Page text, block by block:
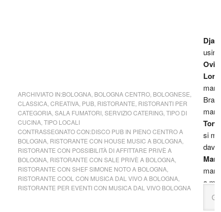
ARCHIVIATO IN:BOLOGNA, BOLOGNA CENTRO, BOLOGNESE
CLASSICA, CREATIVA, PUB, RISTORANTE RISTORANTI PER
CATEGORIA, SALA FUMATORI, SERVIZIO CATERING, TIPO DI
CUCINA, TIPO LOCALI
CONTRASSEGNATO CON:DISCO PUB IN PIENO CENTRO A
BOLOGNA, RISTORANTE CON HOUSE MUSIC A BOLOGNA,
RISTORANTE CON POSSIBILITÀ DI AFFITTARE PRIVÈ A
BOLOGNA, RISTORANTE CON SALE PRIVÈ A BOLOGNA,
RISTORANTE CON SHEF SIMONE NOTO A BOLOGNA,
RISTORANTE COOL CON MUSICA DAL VIVO A BOLOGNA,
RISTORANTE PER EVENTI CON MUSICA DAL VIVO BOLOGNA
Ovi:
si
a